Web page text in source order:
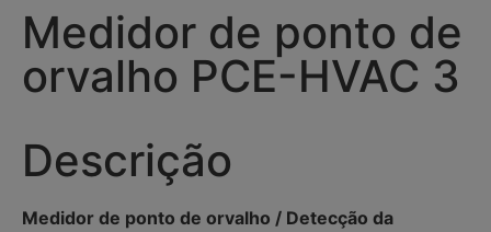
Medidor de ponto de
orvalho PCE-HVAC 3
Descrição
Medidor de ponto de orvalho / Detecção da